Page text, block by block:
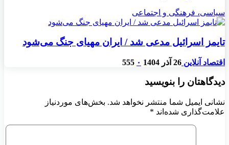
سیاسی، فرهنگی و اجتماعی
تایمز اسرائیل مدعی شد / ایران مهیای جنگ می‌شود
اقتصاد آنلاین 26 آذر 1404 ۰ 555
دیدگاهتان را بنویسید
نشانی ایمیل شما منتشر نخواهد شد. بخش‌های موردنیاز
علامت‌گذاری شده‌اند *